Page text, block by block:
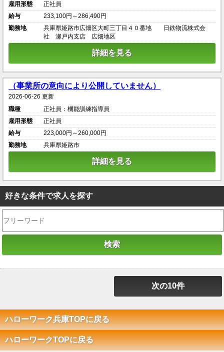
雇用形態
正社員
給与
233,100円～286,490円
勤務地
兵庫県姫路市広畑区大町三丁目４０番地 日鉄物流株式会
社 瀬戸内支店 広畑地区
詳細を見る
（事業所の意向により公開していません）
2026-06-26 更新
職種
正社員：機能訓練指導員
雇用形態
正社員
給与
223,000円～260,000円
勤務地
兵庫県姫路市
詳細を見る
好きな条件で求人を探す
次の10件
ハローワーク兵庫TOPに戻る
ハローワークTOPに戻る